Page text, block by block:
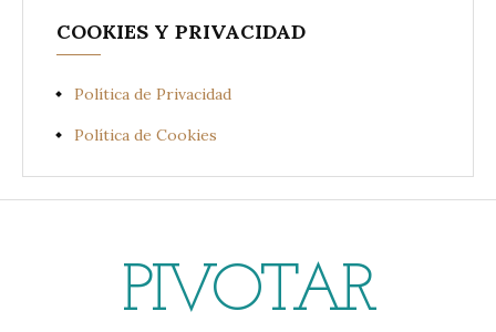
COOKIES Y PRIVACIDAD
Política de Privacidad
Política de Cookies
PIVOTAR